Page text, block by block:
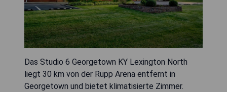
Das Studio 6 Georgetown KY Lexington North
liegt 30 km von der Rupp Arena entfernt in
Georgetown und bietet klimatisierte Zimmer.